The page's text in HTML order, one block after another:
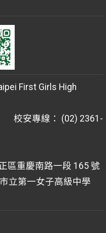
First Girls High
安專線： (02) 2361-
區重慶南路一段 165 號
立第一女子高級中學